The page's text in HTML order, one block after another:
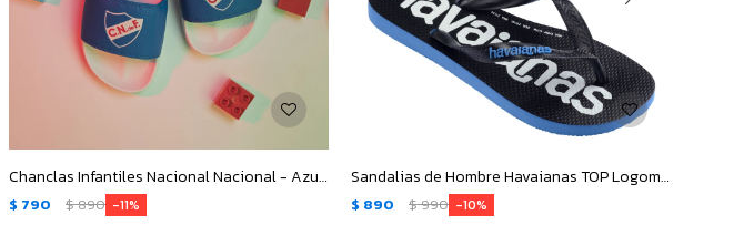
Chanclas Infantiles Nacional Nacional - Azul Marino - Blanco - Rojo
$ 790 $890 11
Sandalias de Hombre Havaianas TOP Logomania - Azul
$ 890 $990 10